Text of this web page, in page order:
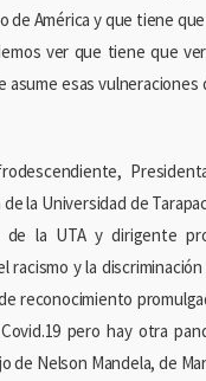
América y que tiene
ver que tiene que
esas vulneraciones
la Universidad de
la UTA y dirigente
y la
reconocimiento
pero hay otra
de Nelson Mandela, de